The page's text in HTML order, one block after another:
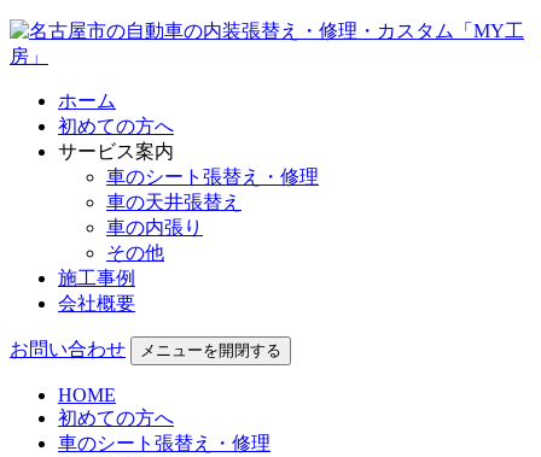
ホーム
初めての方へ
サービス案内
車のシート張替え・修理
車の天井張替え
車の内張り
その他
施工事例
会社概要
お問い合わせ メニューを開閉する
HOME
初めての方へ
車のシート張替え・修理